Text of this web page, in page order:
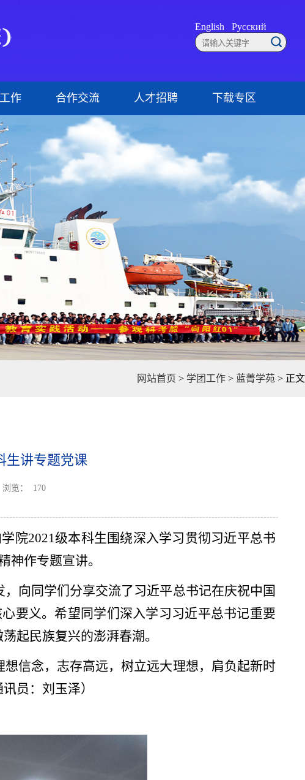
English Русский
联系方式
作
就业创业
合作交流 人才招聘 下载专区
网站首页 > 学团工作 > 蓝菁学苑 > 正文
生讲专题党课
浏览： 170
院2021级本科生围绕深入学习贯彻习近平总书
神作专题宣讲。
向同学们分享交流了习近平总书记在庆祝中国
要义。希望同学们深入学习习近平总书记重要
起民族复兴的澎湃春潮。
信念，志存高远，树立远大理想，肩负起新时
员：刘玉泽）